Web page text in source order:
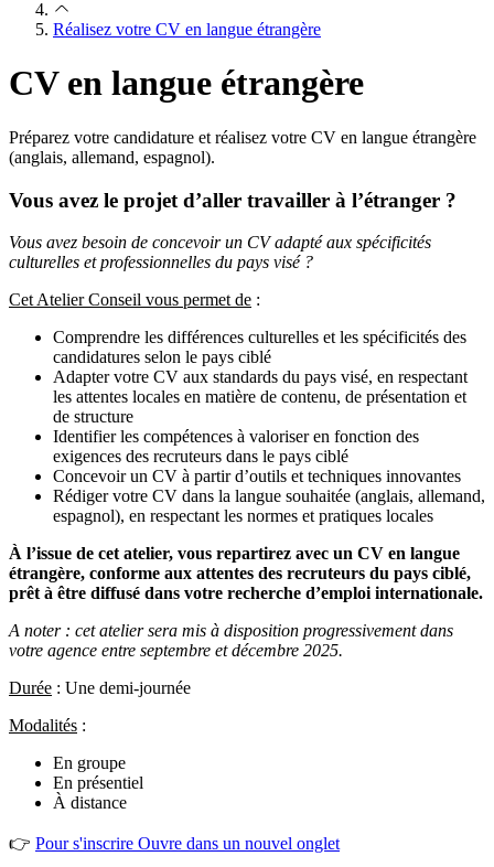
Réalisez votre CV en langue étrangère
CV en langue étrangère
Préparez votre candidature et réalisez votre CV en langue étrangère
(anglais, allemand, espagnol).
Vous avez le projet d’aller travailler à l’étranger ?
Vous avez besoin de concevoir un CV adapté aux spécificités
culturelles et professionnelles du pays visé ?
Cet Atelier Conseil vous permet de :
Comprendre les différences culturelles et les spécificités des
candidatures selon le pays ciblé
Adapter votre CV aux standards du pays visé, en respectant
les attentes locales en matière de contenu, de présentation et
de structure
Identifier les compétences à valoriser en fonction des
exigences des recruteurs dans le pays ciblé
Concevoir un CV à partir d’outils et techniques innovantes
Rédiger votre CV dans la langue souhaitée (anglais, allemand,
espagnol), en respectant les normes et pratiques locales
À l’issue de cet atelier, vous repartirez avec un CV en langue
étrangère, conforme aux attentes des recruteurs du pays ciblé,
prêt à être diffusé dans votre recherche d’emploi internationale.
A noter : cet atelier sera mis à disposition progressivement dans
votre agence entre septembre et décembre 2025.
Durée : Une demi-journée
Modalités :
En groupe
En présentiel
À distance
👉 Pour s'inscrire Ouvre dans un nouvel onglet